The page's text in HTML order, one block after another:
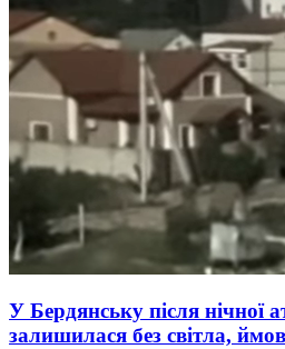
У Бердянську після нічної
залишилася без світла,